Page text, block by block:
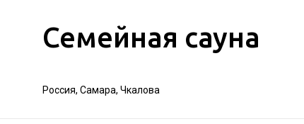
Семейная сауна
Россия, Самара, Чкалова